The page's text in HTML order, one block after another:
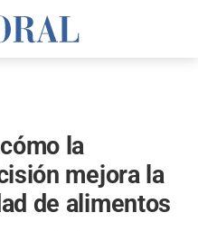
la
mejora la
de alimentos